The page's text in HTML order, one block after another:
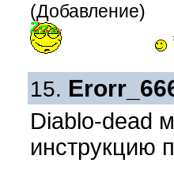
(Добавление)
15.
Diablo-dead
инструкцию